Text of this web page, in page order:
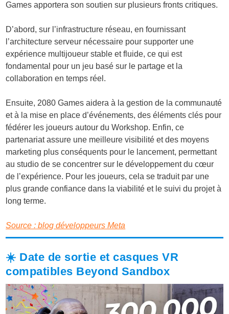
Games apportera son soutien sur plusieurs fronts critiques.
D’abord, sur l’infrastructure réseau, en fournissant
l’architecture serveur nécessaire pour supporter une
expérience multijoueur stable et fluide, ce qui est
fondamental pour un jeu basé sur le partage et la
collaboration en temps réel.
Ensuite, 2080 Games aidera à la gestion de la communauté
et à la mise en place d’événements, des éléments clés pour
fédérer les joueurs autour du Workshop. Enfin, ce
partenariat assure une meilleure visibilité et des moyens
marketing plus conséquents pour le lancement, permettant
au studio de se concentrer sur le développement du cœur
de l’expérience. Pour les joueurs, cela se traduit par une
plus grande confiance dans la viabilité et le suivi du projet à
long terme.
Source : blog développeurs Meta
☀️ Date de sortie et casques VR
compatibles Beyond Sandbox